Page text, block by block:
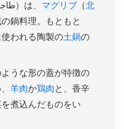
）は、 マグリブ （北
鍋料理。もともと
われる陶製の土鍋の
うな形の蓋が特徴の
羊肉か鶏肉 と、香辛
煮込んだものをい